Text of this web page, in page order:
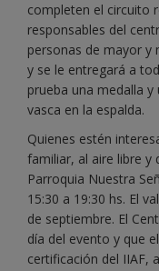
completen el circuito
responsables del
personas de mayor y
y se le entregará a
prueba una medalla
vasca en la espalda.
Quienes estén
familiar, al aire libre y
Parroquia Nuestra
15:30 a 19:30 hs. El
de septiembre. El
día del evento y que
certificación del IIAF,